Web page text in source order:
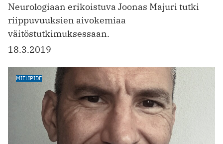
Neurologiaan erikoistuva Joonas Majuri tutki
riippuvuuksien aivokemiaa
väitöstutkimuksessaan.
18.3.2019
MIELIPIDE